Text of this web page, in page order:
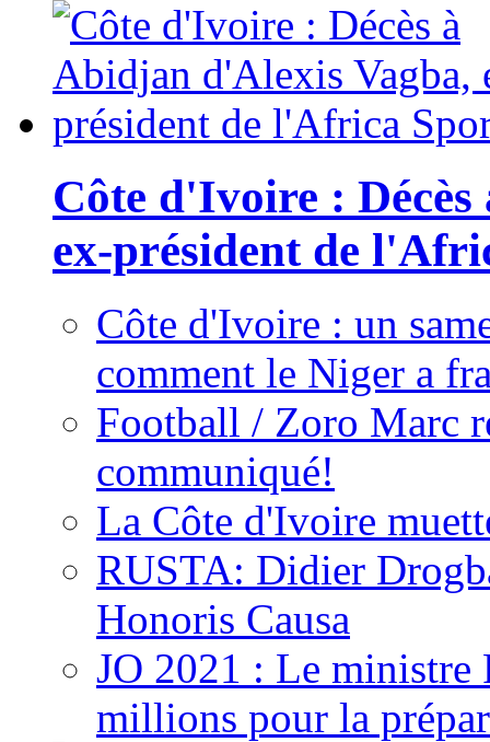
Côte d'Ivoire :
ex-président de
Côte d'Ivoire : un
comment le Niger a
Football / Zoro Marc
communiqué!
La Côte d'Ivoire
RUSTA: Didier
Honoris Causa
JO 2021 : Le ministre
millions pour la